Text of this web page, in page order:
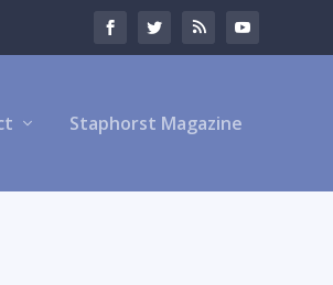
Staphorst Magazine